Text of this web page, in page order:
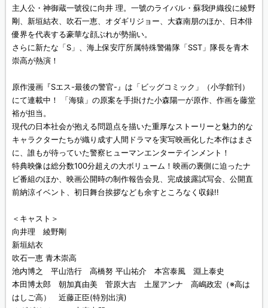
主人公・神御蔵一號役に向井 理。一號のライバル・蘇我伊織役に綾野
剛、新垣結衣、吹石一恵、オダギリジョー、大森南朋のほか、日本俳
優界を代表する豪華な顔ぶれが勢揃い。
さらに新たな「S」、海上保安庁所属特殊警備隊「SST」隊長を青木
崇高が熱演！
原作漫画『Sエス-最後の警官-』は「ビッグコミック」（小学館刊）
にて連載中！ 「海猿」の原案を手掛けた小森陽一が原作、作画を藤堂
裕が担当。
現代の日本社会が抱える問題点を描いた重厚なストーリーと魅力的な
キャラクターたちが織り成す人間ドラマを実写映画化した本作はまさ
に、誰もが待っていた警察ヒューマンエンターテインメント！
特典映像は総分数100分超えの大ボリューム！映画の裏側に迫ったナ
ビ番組のほか、映画公開時の制作報告会見、完成披露試写会、公開直
前納涼イベント、初日舞台挨拶なども余すところなく収録!!
＜キャスト＞
向井理 綾野剛
新垣結衣
吹石一恵 青木崇高
池内博之 平山浩行 高橋努 平山祐介 本宮泰風 淵上泰史
本田博太郎 朝加真由美 菅原大吉 土屋アンナ 高嶋政宏（※高は
はしご高） 近藤正臣(特別出演)